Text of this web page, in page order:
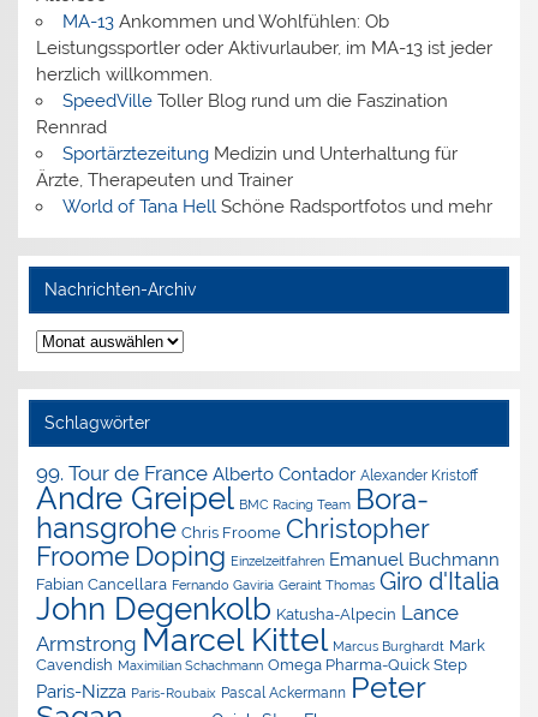
MA-13Ankommen und Wohlfühlen: Ob
Leistungssportler oder Aktivurlauber, im MA-13 ist jeder
herzlich willkommen.
SpeedVilleToller Blog rund um die Faszination
Rennrad
SportärztezeitungMedizin und Unterhaltung für
Ärzte, Therapeuten und Trainer
World of Tana HellSchöne Radsportfotos und mehr
Nachrichten-Archiv
Nachrichten-
Archiv
Schlagwörter
99. Tour de France Alberto Contador Alexander Kristoff
Andre Greipel BMC Racing Team Bora-
hansgrohe Chris Froome Christopher
Froome Doping Einzelzeitfahren Emanuel Buchmann
Fabian Cancellara Fernando Gaviria Geraint Thomas Giro d'Italia
John Degenkolb Katusha-Alpecin Lance
Armstrong Marcel Kittel Marcus Burghardt Mark
Cavendish Maximilian Schachmann Omega Pharma-Quick Step
Paris-Nizza Paris-Roubaix Pascal Ackermann Peter